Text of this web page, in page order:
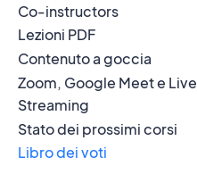
Co-instructors
Lezioni PDF
Contenuto a goccia
Zoom, Google Meet e Live
Streaming
Stato dei prossimi corsi
Libro dei voti